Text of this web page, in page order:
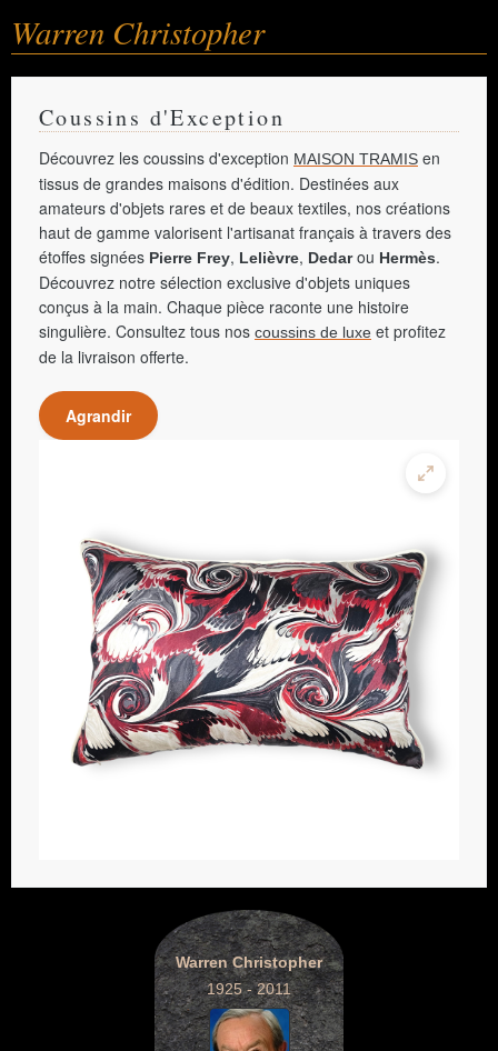
Warren Christopher
Coussins d'Exception
Découvrez les coussins d'exception MAISON TRAMIS en
tissus de grandes maisons d'édition. Destinées aux
amateurs d'objets rares et de beaux textiles, nos créations
haut de gamme valorisent l'artisanat français à travers des
étoffes signées Pierre Frey, Lelièvre, Dedarou Hermès.
Découvrez notre sélection exclusive d'objets uniques
conçus à la main. Chaque pièce raconte une histoire
singulière. Consultez tous nos coussins de luxe et profitez
de la livraison offerte.
Agrandir
Warren Christopher
1925 - 2011